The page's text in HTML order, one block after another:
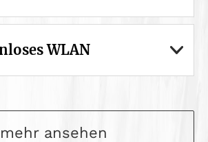
WLAN
mehr ansehen